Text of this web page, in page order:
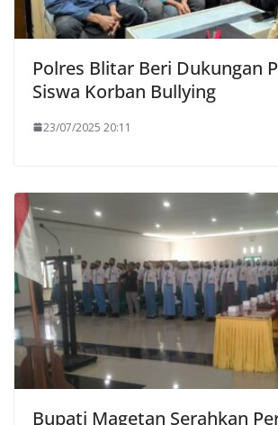
Polres Blitar Beri Dukungan
Siswa Korban Bullying
23/07/2025 20:11
Bupati Magetan Serahkan